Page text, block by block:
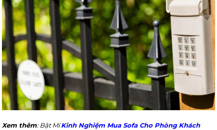
Xem thêm: Bật MíKinh Nghiệm Mua Sofa Cho Phòng Khách